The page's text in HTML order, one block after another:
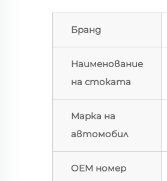
Бранд
Наименование
на стоката
Марка на
автомобил
OEM номер